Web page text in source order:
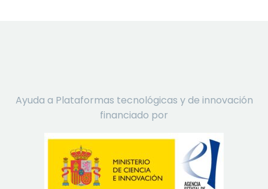
Ayuda a Plataformas tecnológicas y de innovación
financiado por